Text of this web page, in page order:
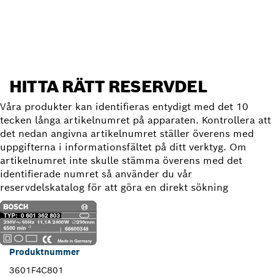
HITTA RÄTT RESERVDEL
Våra produkter kan identifieras entydigt med det 10
tecken långa artikelnumret på apparaten. Kontrollera att
det nedan angivna artikelnumret ställer överens med
uppgifterna i informationsfältet på ditt verktyg. Om
artikelnumret inte skulle stämma överens med det
identifierade numret så använder du vår
reservdelskatalog för att göra en direkt sökning
Produktnummer
3601F4C801